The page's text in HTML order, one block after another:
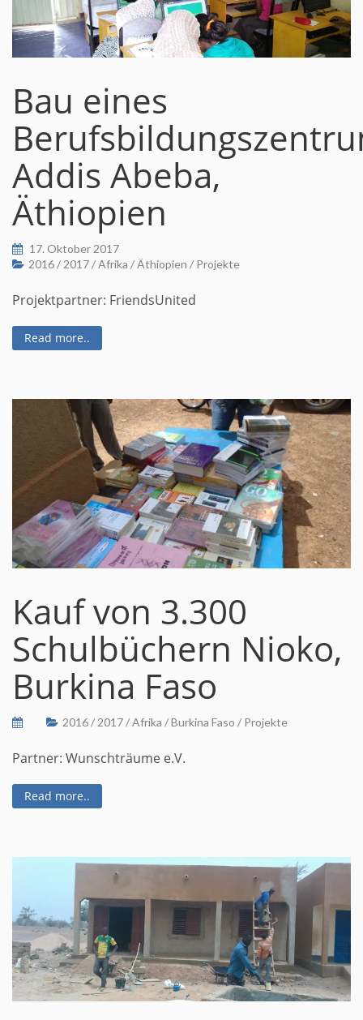
Bau eines
Addis Abeba,
Äthiopien
17. Oktober 2017
2016/ 2017/Afrika /Äthiopien / Projekte
Projektpartner: FriendsUnited
Read more..
Kauf von 3.300
Schulbüchern Nioko,
Burkina Faso
2016/ 2017/Afrika /Burkina Faso / Projekte
Partner: Wunschträume e.V.
Read more..